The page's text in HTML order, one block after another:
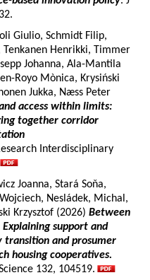
Giulio, Schmidt Filip,
Henrikki, Timmer
Johanna, Ala-Mantila
Royo Mònica, Krysiński
Jukka, Næss Peter
access within limits:
together corridor
Interdisciplinary
Joanna, Stará Soňa,
Nesládek, Michal,
Krzysztof (2026) Between
support and
transition and prosumer
housing cooperatives.
132, 104519.